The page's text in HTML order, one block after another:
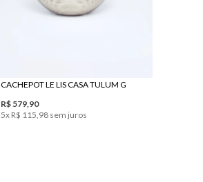
CACHEPOT LE LIS CASA TULUM G
R$ 579, 90
5x R$ 115 98sem juros